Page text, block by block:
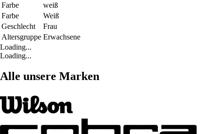
Farbe
weiß
Farbe
Weiß
Geschlecht
Frau
Altersgruppe Erwachsene
Loading...
Loading...
Alle unsere Marken